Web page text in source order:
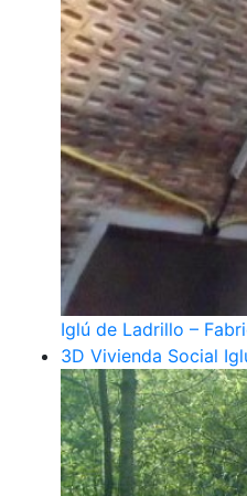
Iglú de Ladrillo –
3D Vivienda Social